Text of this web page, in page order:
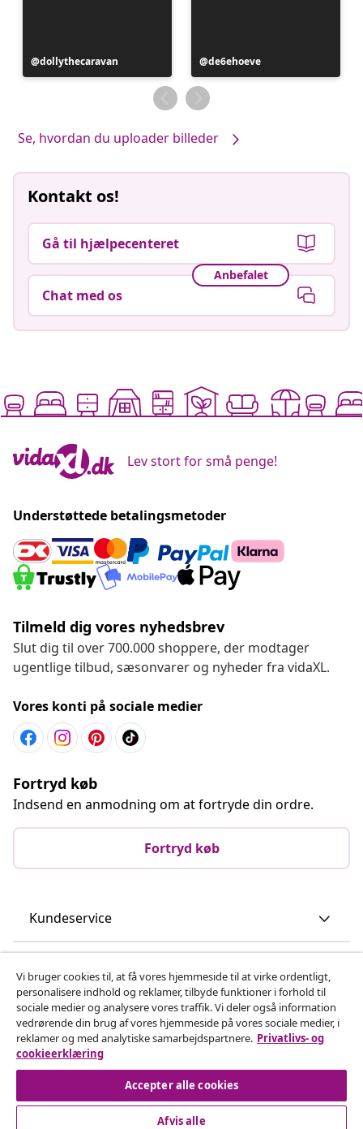
Opslag
offentliggjort
dollythecaravan
Opslag
offentliggjort
af
de6ehoeve
Se, hvordan du uploader billeder
Kontakt os!
Gå til hjælpecenteret
Anbefalet
Chat med os
Lev stort for små penge!
Understøttede betalingsmetoder
Tilmeld dig vores nyhedsbrev
Slut dig til over 700.000 shoppere, der modtager
ugentlige tilbud, sæsonvarer og nyheder fra vidaXL.
Vores konti på sociale medier
Fortryd køb
Indsend en anmodning om at fortryde din ordre.
Fortryd køb
Kundeservice
vidaXL
Opdag mere
Vi bruger cookies til, at få vores hjemmeside til at virke ordentligt,
personalisere indhold og reklamer, tilbyde funktioner i forhold til
sociale medier og analysere vores traffik. Vi deler også information
vedrørende din brug af vores hjemmeside på vores sociale medier, i
reklamer og med analytiske samarbejdspartnere. Privatlivs- og
cookieerklæring
Accepter alle cookies
Afvis alle